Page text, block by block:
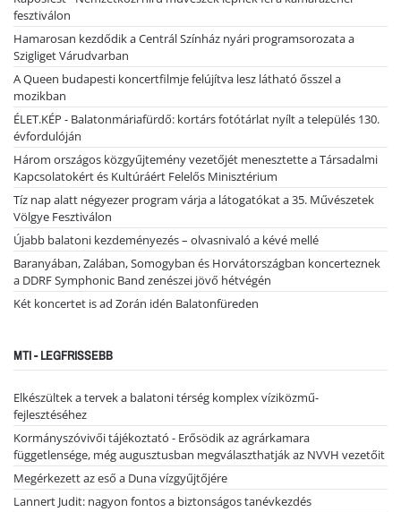
fesztiválon
Hamarosan kezdődik a Centrál Színház nyári programsorozata a
Szigliget Várudvarban
A Queen budapesti koncertfilmje felújítva lesz látható ősszel a
mozikban
ÉLET.KÉP - Balatonmáriafürdő: kortárs fotótárlat nyílt a település 130.
évfordulóján
Három országos közgyűjtemény vezetőjét menesztette a Társadalmi
Kapcsolatokért és Kultúráért Felelős Minisztérium
Tíz nap alatt négyezer program várja a látogatókat a 35. Művészetek
Völgye Fesztiválon
Újabb balatoni kezdeményezés – olvasnivaló a kévé mellé
Baranyában, Zalában, Somogyban és Horvátországban koncerteznek
a DDRF Symphonic Band zenészei jövő hétvégén
Két koncertet is ad Zorán idén Balatonfüreden
MTI - LEGFRISSEBB
Elkészültek a tervek a balatoni térség komplex víziközmű-
fejlesztéséhez
Kormányszóvivői tájékoztató - Erősödik az agrárkamara
függetlensége, még augusztusban megválaszthatják az NVVH vezetőit
Megérkezett az eső a Duna vízgyűjtőjére
Lannert Judit: nagyon fontos a biztonságos tanévkezdés